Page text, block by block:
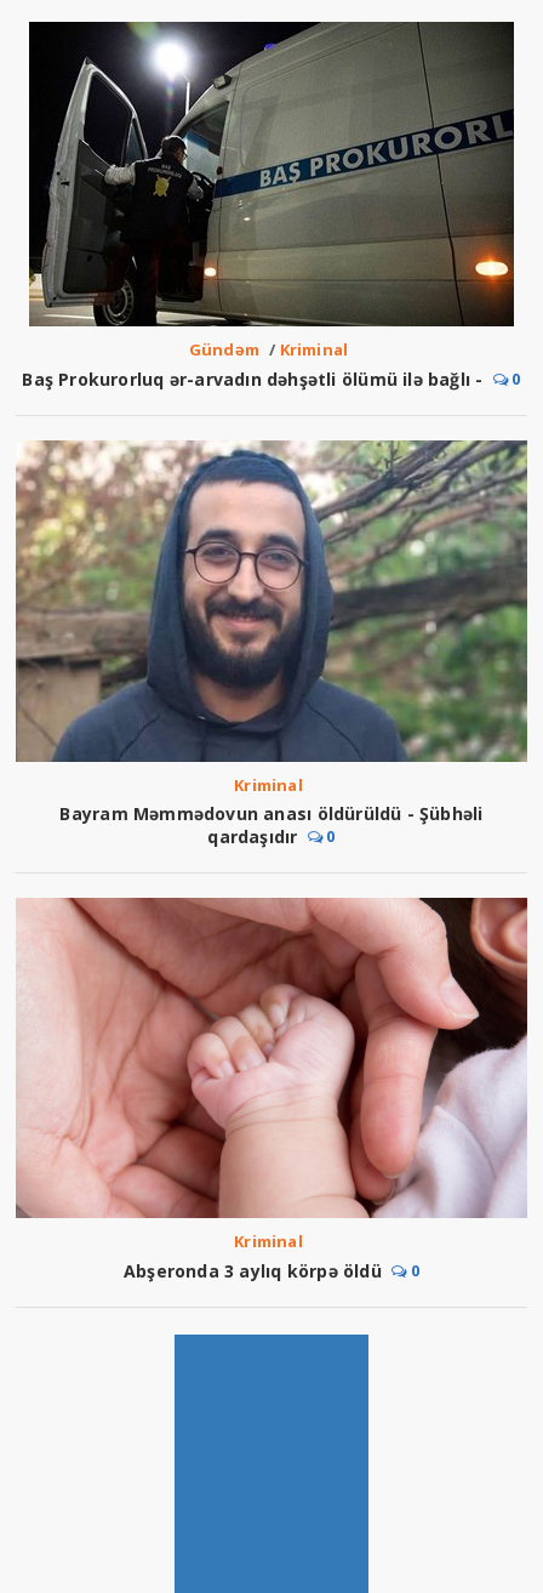
Gündəm / Kriminal
Baş Prokurorluq ər-arvadın dəhşətli ölümü ilə bağlı - 0
Kriminal
Bayram Məmmədovun anası öldürüldü - Şübhəli
qardaşıdır
0
Kriminal
Abşeronda 3 aylıq körpə öldü 0